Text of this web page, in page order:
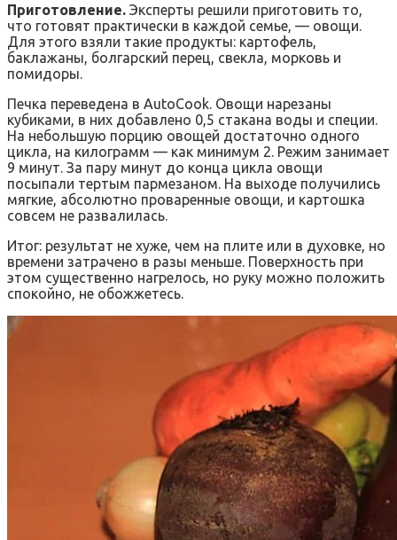
Приготовление. Эксперты решили приготовить то,
что готовят практически в каждой семье, — овощи.
Для этого взяли такие продукты: картофель,
баклажаны, болгарский перец, свекла, морковь и
помидоры.
Печка переведена в AutoCook. Овощи нарезаны
кубиками, в них добавлено 0,5 стакана воды и специи.
На небольшую порцию овощей достаточно одного
цикла, на килограмм — как минимум 2. Режим занимает
9 минут. За пару минут до конца цикла овощи
посыпали тертым пармезаном. На выходе получились
мягкие, абсолютно проваренные овощи, и картошка
совсем не развалилась.
Итог: результат не хуже, чем на плите или в духовке, но
времени затрачено в разы меньше. Поверхность при
этом существенно нагрелось, но руку можно положить
спокойно, не обожжетесь.